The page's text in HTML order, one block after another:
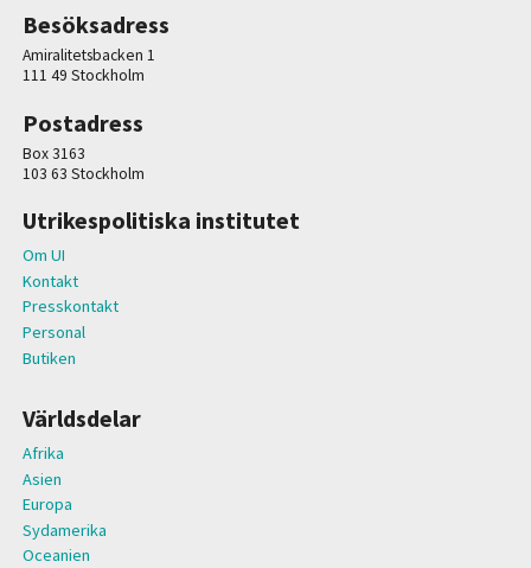
Besöksadress
Amiralitetsbacken 1
111 49 Stockholm
Postadress
Box 3163
103 63 Stockholm
Utrikespolitiska institutet
Om UI
Kontakt
Presskontakt
Personal
Butiken
Världsdelar
Afrika
Asien
Europa
Sydamerika
Oceanien